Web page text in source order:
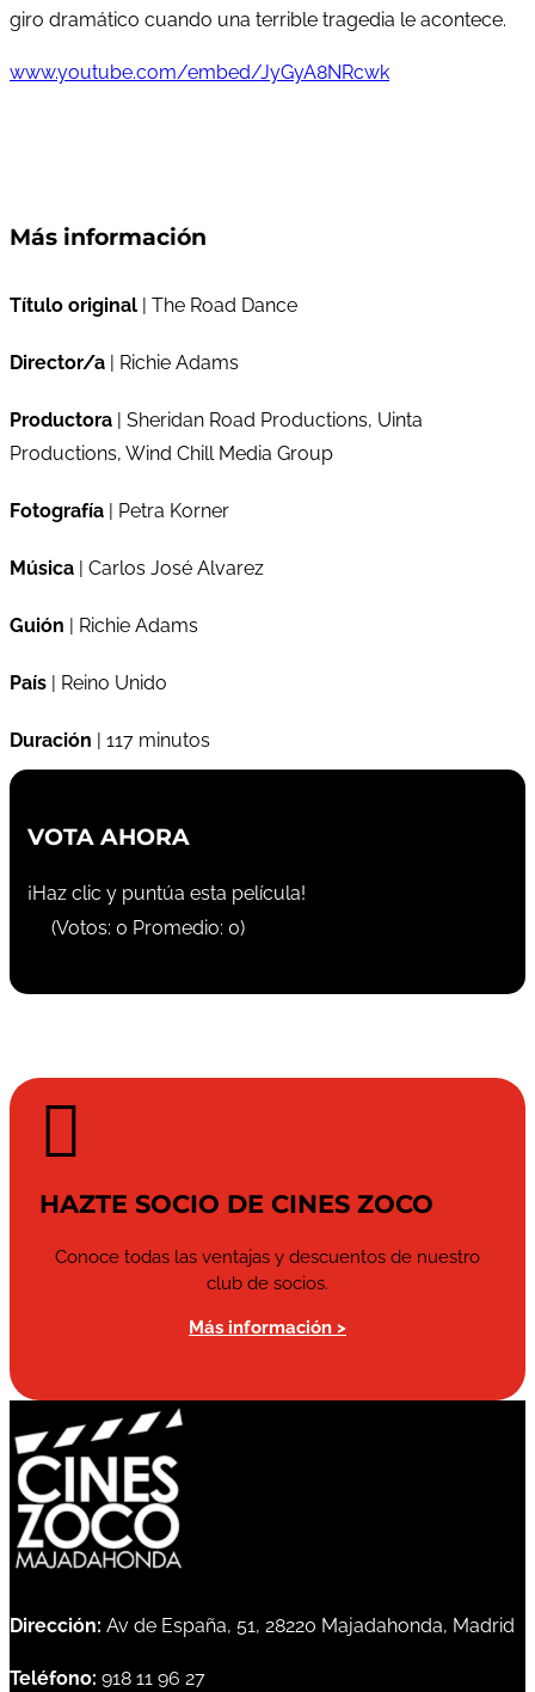
giro dramático cuando una terrible tragedia le acontece.
www.youtube.com/embed/JyGyA8NRcwk
Más información
Título original | The Road Dance
Director/a | Richie Adams
Productora | Sheridan Road Productions, Uinta
Productions, Wind Chill Media Group
Fotografía | Petra Korner
Música | Carlos José Alvarez
Guión | Richie Adams
País | Reino Unido
Duración | 117 minutos
VOTA AHORA
¡Haz clic y puntúa esta película!
(Votos: 0 Promedio: 0)

HAZTE SOCIO DE CINES ZOCO
Conoce todas las ventajas y descuentos de nuestro
club de socios.
Más información >
Dirección: Av de España, 51, 28220 Majadahonda, Madrid
Teléfono: 918 11 96 27